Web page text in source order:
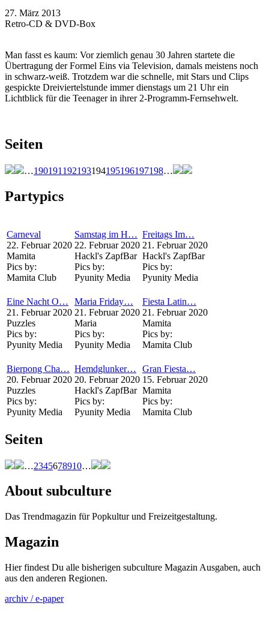
27. März 2013
Retro-CD & DVD-Box
Man fasst es kaum: Vor ziemlich genau 30 Jahren startete die
Übertragung der Formel Eins via Television, damals meistens noch
in schwarz-weiß. Trotzdem war die schnelle, mit Stars und Clips
gespickte Dreiviertelstunde immer dienstags um 21 Uhr ein
Lichtblick für die Teenager in ihrer 2-Programm-Fernsehwelt.
Seiten
…190191 192193194195196197198…
Partypics
Carneval
22. Februar 2020
Mamita
Pics by:
Mamita Club
Samstag im H…
22. Februar 2020
Hackl's ZapfBar
Pics by:
Pyunity Media
Freitags Im…
21. Februar 2020
Hackl's ZapfBar
Pics by:
Pyunity Media
Eine Nacht O…
21. Februar 2020
Puzzles
Pics by:
Pyunity Media
Maria Friday…
21. Februar 2020
Maria
Pics by:
Pyunity Media
Fiesta Latin…
21. Februar 2020
Mamita
Pics by:
Mamita Club
Bierpong Cha…
20. Februar 2020
Puzzles
Pics by:
Pyunity Media
Hemdglunker…
20. Februar 2020
Hackl's ZapfBar
Pics by:
Pyunity Media
Gran Fiesta…
15. Februar 2020
Mamita
Pics by:
Mamita Club
Seiten
…2345678910…
About subculture
Das Trendmagazin für Popkultur und Freizeitgestaltung.
Magazin
Hier findest Du alle bisherigen subculture Magazin Ausgaben, auch
aus den anderen Regionen.
archiv / e-paper